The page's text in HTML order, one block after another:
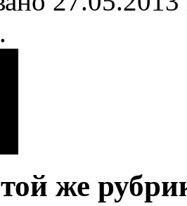
.
же